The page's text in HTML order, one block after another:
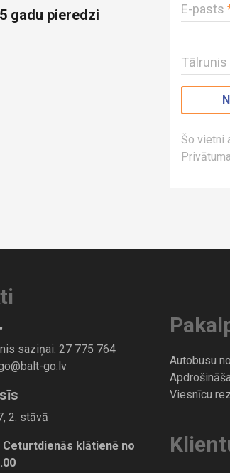
gadu pieredzi
E-pasts
Tālrunis
Šo vietni
saziņai: 27 775 764
go.lv
2. stāvā
Ceturtdienās klātienē no
Autobusu
Viesnīcu